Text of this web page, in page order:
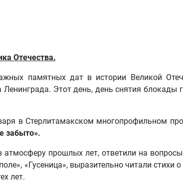
Отечества.
памятных дат в истории Великой
Этот день, день снятия блокады
в Стерлитамакском многопрофильном
забыто».
атмосферу прошлых лет, ответили на
«Гусеница», выразительно читали стихи
лет.